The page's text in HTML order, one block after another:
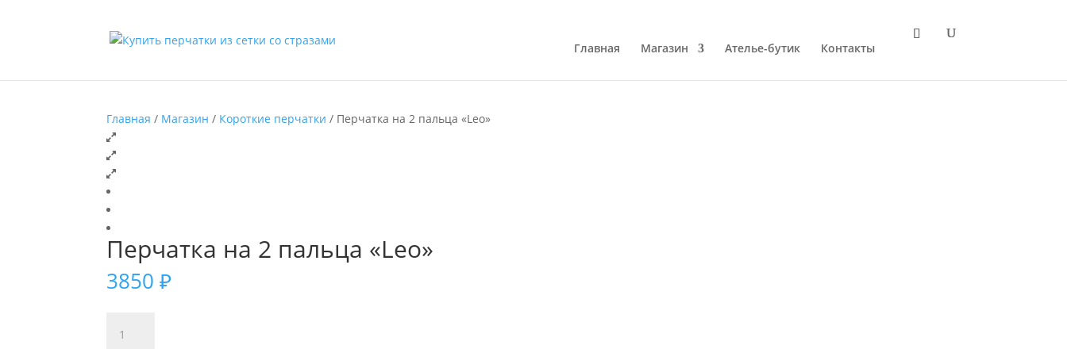
Главная Магазин Ателье-бутик Контакты
Главная / Магазин / Короткие перчатки / Перчатка на 2 пальца «Leo»
Перчатка на 2 пальца «Leo»
3850₽
товара